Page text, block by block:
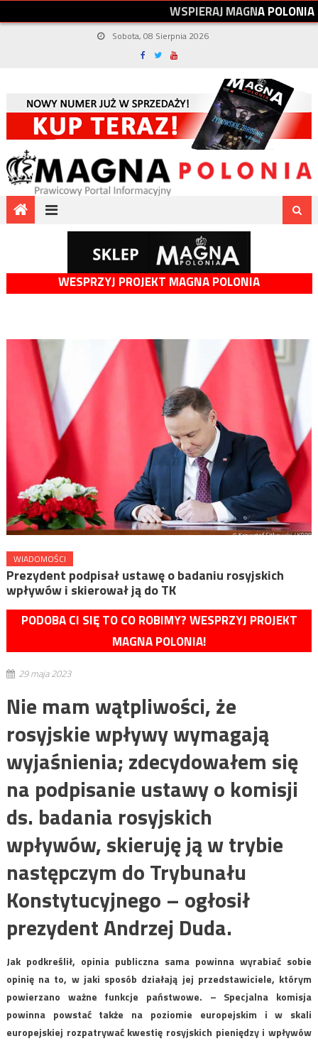
WSPIERAJMAGNAPOLONIA
Sobota, 08 Sierpnia 2026
WESPRZYJ PROJEKT MAGNA POLONIA
WIADOMOŚCI
Prezydent podpisał ustawę o badaniu rosyjskich
wpływów i skierował ją do TK
PODOBA CI SIĘ TO CO ROBIMY? WESPRZYJ PROJEKT
MAGNA POLONIA!
29 maja 2023
Nie mam wątpliwości, że
rosyjskie wpływy wymagają
wyjaśnienia; zdecydowałem się
na podpisanie ustawy o komisji
ds. badania rosyjskich
wpływów, skieruję ją w trybie
następczym do Trybunału
Konstytucyjnego – ogłosił
prezydent Andrzej Duda.
Jak podkreślił, opinia publiczna sama powinna wyrabiać sobie
opinię na to, w jaki sposób działają jej przedstawiciele, którym
powierzano ważne funkcje państwowe. – Specjalna komisja
powinna powstać także na poziomie europejskim i w skali
europejskiej rozpatrywać kwestię rosyjskich pieniędzy i wpływów